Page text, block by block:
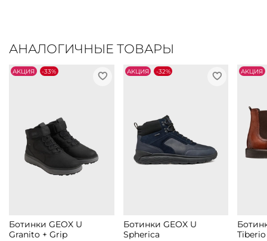
АНАЛОГИЧНЫЕ ТОВАРЫ
АKЦИЯ -33%
Ботинки GEOX U
Granito + Grip
АKЦИЯ -32%
Ботинки GEOX U
Spherica
АKЦИЯ
Tiberio